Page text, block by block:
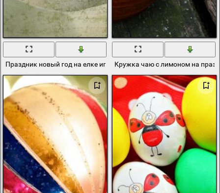
Праздник новый год на елке игрушки очень стильно
Кружка чаю с лимоном на